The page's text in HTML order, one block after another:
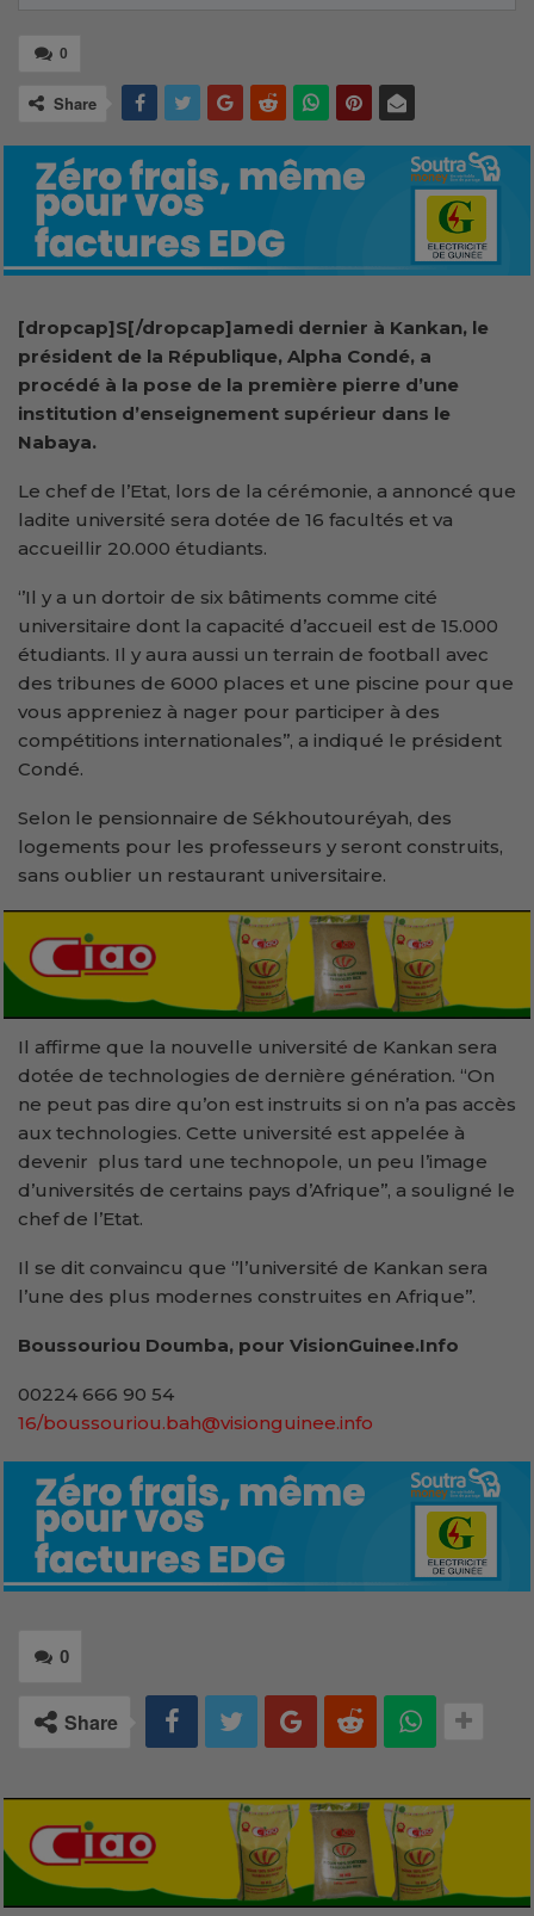
0
Share
[dropcap]S[/dropcap]amedi dernier à Kankan, le
président de la République, Alpha Condé, a
procédé à la pose de la première pierre d’une
institution d’enseignement supérieur dans le
Nabaya.
Le chef de l’Etat, lors de la cérémonie, a annoncé que
ladite université sera dotée de 16 facultés et va
accueillir 20.000 étudiants.
‘’Il y a un dortoir de six bâtiments comme cité
universitaire dont la capacité d’accueil est de 15.000
étudiants. Il y aura aussi un terrain de football avec
des tribunes de 6000 places et une piscine pour que
vous appreniez à nager pour participer à des
compétitions internationales’’, a indiqué le président
Condé.
Selon le pensionnaire de Sékhoutouréyah, des
logements pour les professeurs y seront construits,
sans oublier un restaurant universitaire.
Il affirme que la nouvelle université de Kankan sera
dotée de technologies de dernière génération. “On
ne peut pas dire qu’on est instruits si on n’a pas accès
aux technologies. Cette université est appelée à
devenir plus tard une technopole, un peu l’image
d’universités de certains pays d’Afrique’’, a souligné le
chef de l’Etat.
Il se dit convaincu que ‘’l’université de Kankan sera
l’une des plus modernes construites en Afrique’’.
Boussouriou Doumba, pour VisionGuinee.Info
00224 666 90 54
16/boussouriou.bah@visionguinee.info
0
Share